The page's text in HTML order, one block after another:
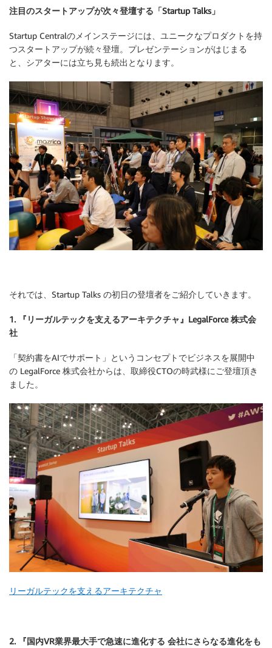
注目のスタートアップが次々登壇する「Startup Talks」
Startup Centralのメインステージには、ユニークなプロダクトを持
つスタートアップが続々登壇。プレゼンテーションがはじまる
と、シアターには立ち見も続出となります。
それでは、Startup Talks の初日の登壇者をご紹介していきます。
1. 『リーガルテックを支えるアーキテクチャ』LegalForce 株式会
社
「契約書をAIでサポート」というコンセプトでビジネスを展開中
の LegalForce 株式会社からは、取締役CTOの時武様にご登壇頂き
ました。
リーガルテックを支えるアーキテクチャ
2. 『国内VR業界最大手で急速に進化する 会社にさらなる進化をも